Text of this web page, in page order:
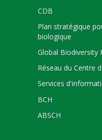
CDB
Plan stratégique
biologique
Global Biodiversity
Réseau du Centre
Services
BCH
ABSCH